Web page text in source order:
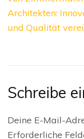
Architekten:
und Qualität
Schreibe
Deine E-Mail-
Erforderliche